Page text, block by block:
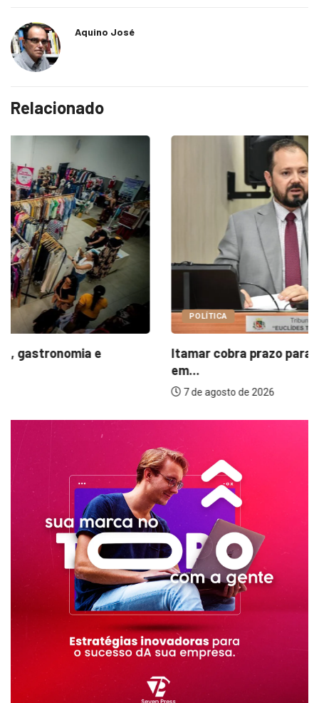
Aquino José
Relacionado
POLÍTICA
Itamar cobra prazo para melhorias estruturais